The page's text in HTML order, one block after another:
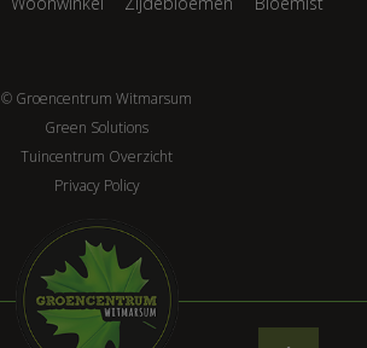
© Groencentrum Witmarsum
Green Solutions
Tuincentrum Overzicht
Privacy Policy